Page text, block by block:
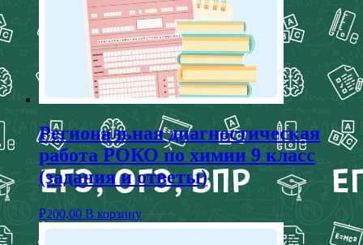
Региональная диагностическая
работа РОКО по химии 9 класс
(задания и ответы)
₽200,00 В корзину